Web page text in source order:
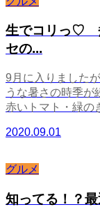
生でコリっ♡
セの...
9月に入りました
うな暑さの時季が
赤いトマト・緑の
2020.09.01
グルメ
知ってる！？